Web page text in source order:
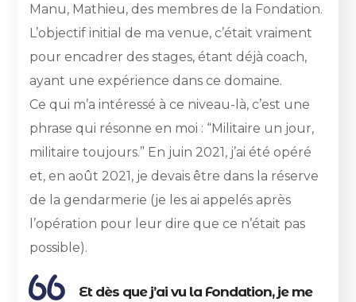
Manu, Mathieu, des membres de la Fondation.
L’objectif initial de ma venue, c’était vraiment
pour encadrer des stages, étant déjà coach,
ayant une expérience dans ce domaine.
Ce qui m’a intéressé à ce niveau-là, c’est une
phrase qui résonne en moi : “Militaire un jour,
militaire toujours.” En juin 2021, j’ai été opéré
et, en août 2021, je devais être dans la réserve
de la gendarmerie (je les ai appelés après
l’opération pour leur dire que ce n’était pas
possible).
Et dès que j’ai vu la Fondation, je me